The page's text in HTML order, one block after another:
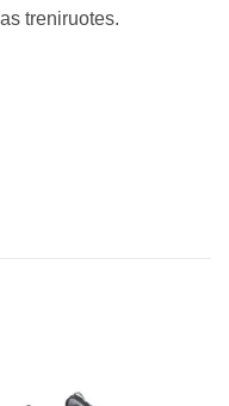
treniruotes.